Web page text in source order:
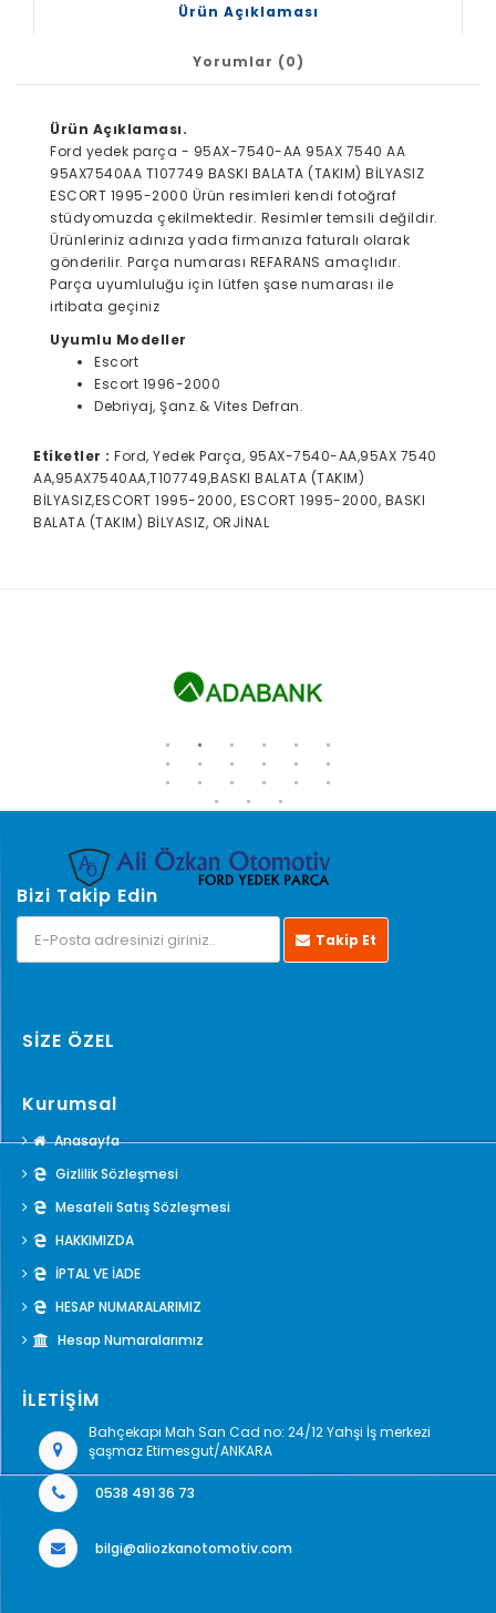
Ürün Açıklaması
Yorumlar (0)
Ürün Açıklaması.
Ford yedek parça - 95AX-7540-AA 95AX 7540 AA
95AX7540AA T107749 BASKI BALATA (TAKIM) BİLYASIZ
ESCORT 1995-2000 Ürün resimleri kendi fotoğraf
stüdyomuzda çekilmektedir. Resimler temsili değildir.
Ürünleriniz adınıza yada firmanıza faturalı olarak
gönderilir. Parça numarası REFARANS amaçlıdır.
Parça uyumluluğu için lütfen şase numarası ile
irtibata geçiniz
Uyumlu Modeller
Escort
Escort 1996-2000
Debriyaj, Şanz.& Vites Defran.
Etiketler : Ford, Yedek Parça, 95AX-7540-AA,95AX 7540
AA,95AX7540AA,T107749,BASKI BALATA (TAKIM)
BİLYASIZ,ESCORT 1995-2000, ESCORT 1995-2000, BASKI
BALATA (TAKIM) BİLYASIZ, ORJİNAL
Bizi Takip Edin
Takip Et
SİZE ÖZEL
Kurumsal
Anasayfa
Gizlilik Sözleşmesi
Mesafeli Satış Sözleşmesi
HAKKIMIZDA
İPTAL VE İADE
HESAP NUMARALARIMIZ
Hesap Numaralarımız
İLETİŞİM
Bahçekapı Mah San Cad no: 24/12 Yahşi İş merkezi
şaşmaz Etimesgut/ANKARA
0538 491 36 73
bilgi@aliozkanotomotiv.com